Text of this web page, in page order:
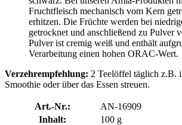
Fruchtfleisch mechanisch vom Kern
erhitzen. Die Früchte werden bei
getrocknet und anschließend zu Pulver
Pulver ist cremig weiß und enthält
Verarbeitung einen hohen ORAC-Wert.
Verzehrempfehlung: 2 Teelöffel täglich z.B.
Smoothie oder über das Essen streuen.
Art.-Nr.:
AN-16909
Inhalt:
100 g